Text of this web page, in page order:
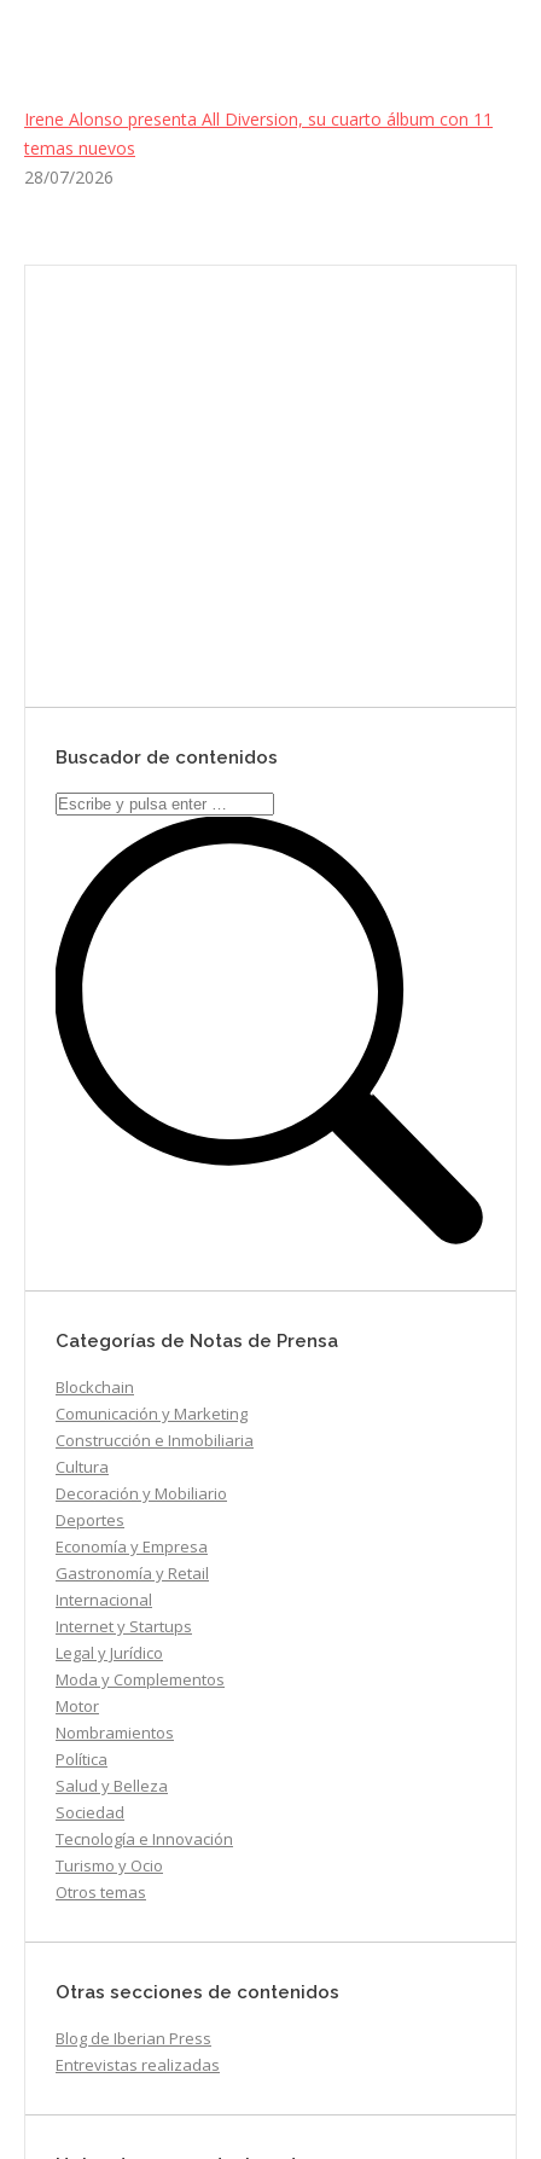
Irene Alonso presenta All Diversion, su cuarto álbum con 11
temas nuevos
28/07/2026
Buscador de contenidos
Search:
Categorías de Notas de Prensa
Blockchain
Comunicación y Marketing
Construcción e Inmobiliaria
Cultura
Decoración y Mobiliario
Deportes
Economía y Empresa
Gastronomía y Retail
Internacional
Internet y Startups
Legal y Jurídico
Moda y Complementos
Motor
Nombramientos
Política
Salud y Belleza
Sociedad
Tecnología e Innovación
Turismo y Ocio
Otros temas
Otras secciones de contenidos
Blog de Iberian Press
Entrevistas realizadas